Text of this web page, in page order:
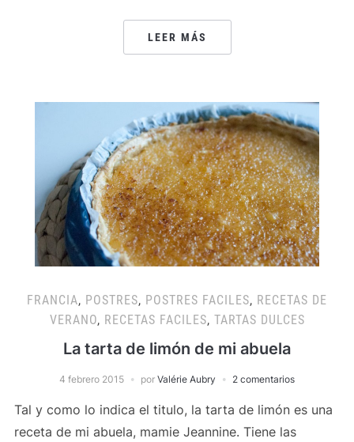
LEER MÁS
FRANCIA, POSTRES, POSTRES FACILES, RECETAS DE
VERANO, RECETAS FACILES, TARTAS DULCES
La tarta de limón de mi abuela
4 febrero 2015 por Valérie Aubry 2 comentarios
Tal y como lo indica el titulo, la tarta de limón es una
receta de mi abuela, mamie Jeannine. Tiene las